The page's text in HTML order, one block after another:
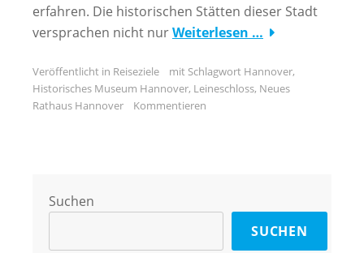
erfahren. Die historischen Stätten dieser Stadt
versprachen nicht nurWeiterlesen …
Veröffentlicht in Reiseziele mit Schlagwort Hannover,
Historisches Museum Hannover, Leineschloss, Neues
Rathaus Hannover
Kommentieren
Suchen
SUCHEN